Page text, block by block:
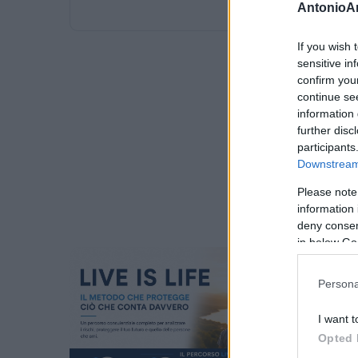
If you wish
sensitive
confirm
continue
information
further
Please
information
deny
in below
I want
Opted